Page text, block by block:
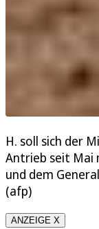
H. soll sich der
Antrieb seit Mai
und dem
(afp)
ANZEIGE X